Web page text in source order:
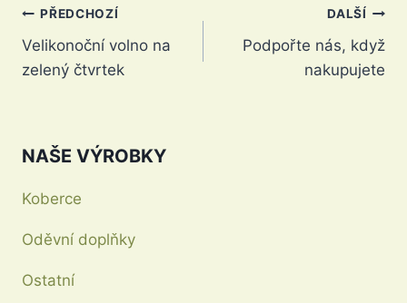
Navigace
pro
PŘEDCHOZÍ
Velikonoční volno na
zelený čtvrtek
DALŠÍ
Podpořte nás, když
nakupujete
NAŠE VÝROBKY
Koberce
Oděvní doplňky
Ostatní